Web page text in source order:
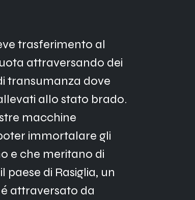
trasferimento al
attraversando dei
transumanza dove
allo stato brado.
macchine
immortalare gli
e che meritano di
paese di Rasiglia, un
attraversato da